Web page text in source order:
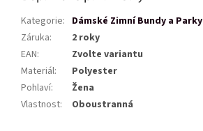
Kategorie: Dámské Zimní Bundy a Parky
Záruka:
2 roky
EAN:
Zvolte variantu
Materiál:
Polyester
Pohlaví:
Žena
Vlastnost: Oboustranná